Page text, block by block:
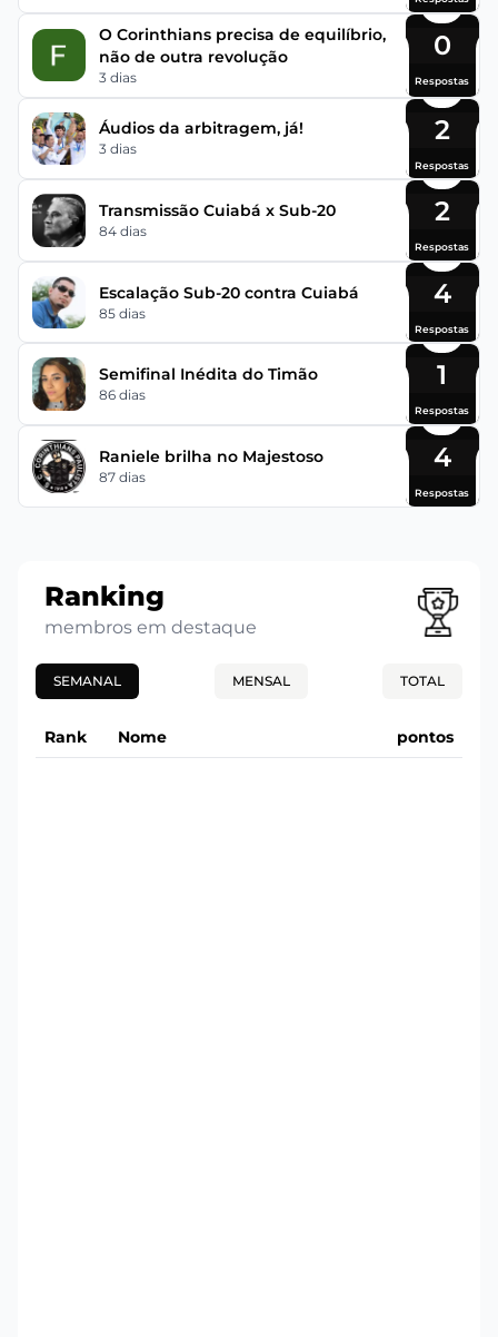
O Corinthians precisa de equilíbrio,
não de outra revolução
3 dias
0
Respostas
Áudios da arbitragem, já!
3 dias
2
Respostas
Transmissão Cuiabá x Sub-20
84 dias
2
Respostas
Escalação Sub-20 contra Cuiabá
85 dias
4
Respostas
Semifinal Inédita do Timão
86 dias
1
Respostas
Raniele brilha no Majestoso
87 dias
4
Respostas
Ranking
membros em destaque
SEMANAL MENSAL TOTAL
Rank Nome pontos